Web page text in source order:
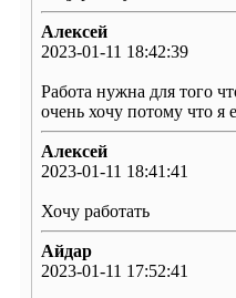
Алексей
2023-01-11 18:42:39
Работа нужна для того
очень хочу потому что я
Алексей
2023-01-11 18:41:41
Хочу работать
Айдар
2023-01-11 17:52:41